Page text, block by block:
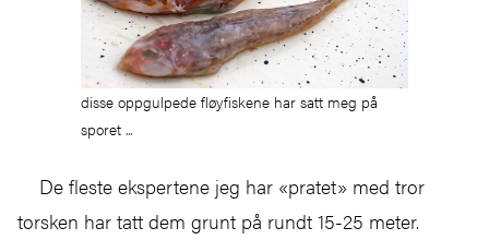
disse oppgulpede fløyfiskene har satt meg på
sporet ...
De fleste ekspertene jeg har «pratet» med tror
torsken har tatt dem grunt på rundt 15-25 meter.